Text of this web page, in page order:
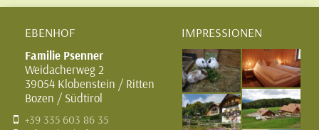
EBENHOF
Familie Psenner
Weidacherweg 2
39054 Klobenstein / Ritten
Bozen / Südtirol
+39 335 603 86 35
IMPRESSIONEN